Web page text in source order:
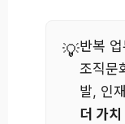
반복
조직문
발, 인
더 가